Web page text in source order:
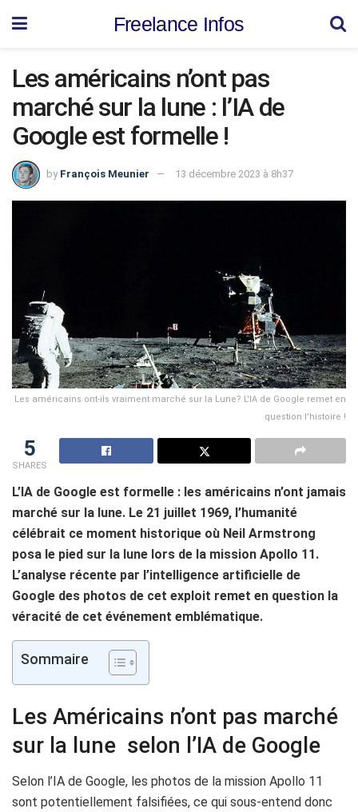
Freelance Infos
Les américains n’ont pas
marché sur la lune : l’IA de
Google est formelle !
by François Meunier 13 décembre 2023 à 8h37
Les américains ont-ils vraiment marché sur la Lune? L'IA de Google remet en
question l'histoire !
5
SHARES
L’IA de Google est formelle : les américains n’ont jamais
marché sur la lune. Le 21 juillet 1969, l’humanité
célébrait ce moment historique où Neil Armstrong
posa le pied sur la lune lors de la mission Apollo 11.
L’analyse récente par l’intelligence artificielle de
Google des photos de cet exploit remet en question la
véracité de cet événement emblématique.
Sommaire
Les Américains n’ont pas marché
sur la lune selon l’IA de Google
Selon l’IA de Google, les photos de la mission Apollo 11
sont potentiellement falsifiées, ce qui sous-entend donc